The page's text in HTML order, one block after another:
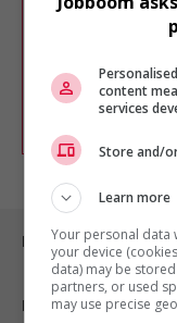
Veuillez
Vous
chercher
d'intérêt
comme
Emplois par ville
Emplois par secteur
content
services
Store and/
Learn more
Your personal data
your device
data) may be
partners, or used
may use precise